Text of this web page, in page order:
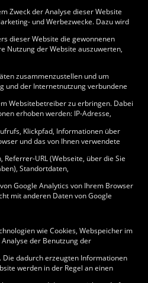
Zweck der Analyse dieser Website
und Werbezwecke. Dazu wird
dieser Website die gewonnenen
Nutzung der Website auszuwerten,
zusammenzustellen und um
und der Internetnutzung verbundene
Websitebetreiber zu erbringen. Dabei
erhoben werden: IP-Adresse,
Klickpfad, Informationen über
und das von Ihnen verwendete
Referrer-URL (Webseite, über die Sie
Standortdaten,
Google Analytics von Ihrem Browser
mit anderen Daten von Google
wie Cookies, Webspeicher im
der Benutzung der
Die dadurch erzeugten Informationen
werden in der Regel an einen